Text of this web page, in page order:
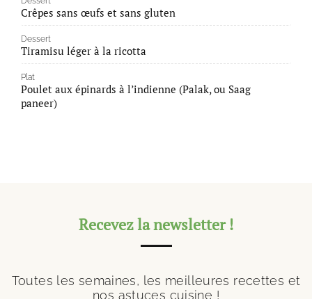
Crêpes sans œufs et sans gluten
Dessert
Tiramisu léger à la ricotta
Plat
Poulet aux épinards à l’indienne (Palak, ou Saag
paneer)
Recevez la newsletter !
Toutes les semaines, les meilleures recettes et
nos astuces cuisine !